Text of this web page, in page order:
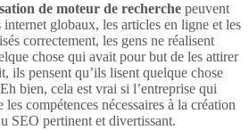
de moteur de recherche peuvent
internet globaux, les articles en ligne et les
correctement, les gens ne réalisent
chose qui avait pour but de les attirer
ils pensent qu’ils lisent quelque chose
bien, cela est vrai si l’entreprise qui
compétences nécessaires à la création
SEO pertinent et divertissant.